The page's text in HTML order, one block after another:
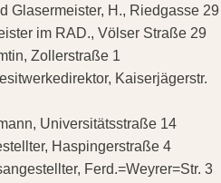
Glasermeister, H., Riedgasse 29
im RAD., Völser Straße 29
Zollerstraße 1
Kaiserjägerstr.
Universitätsstraße 14
Haspingerstraße 4
Ferd.=Weyrer=Str. 3